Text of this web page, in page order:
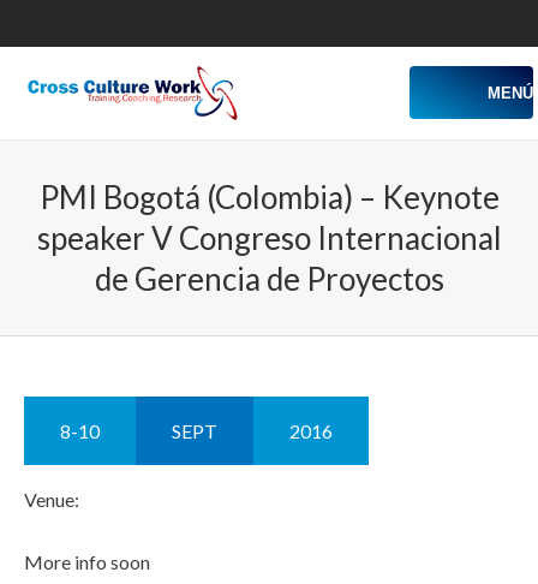
MENÚ
PMI Bogotá (Colombia) – Keynote
speaker V Congreso Internacional
de Gerencia de Proyectos
8-10 SEPT 2016
Venue:
More info soon